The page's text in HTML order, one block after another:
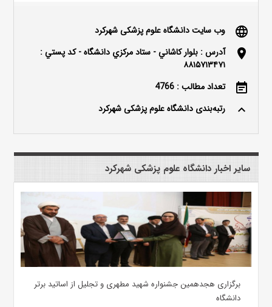
language وب سایت دانشگاه علوم پزشکی شهرکرد
location_on
آدرس : بلوار كاشاني - ستاد مركزي دانشگاه - كد پستي :
۸۸۱۵۷۱۳۴۷۱
event_note تعداد مطالب : 4766
keyboard_arrow_up رتبه‌بندی دانشگاه علوم پزشکی شهرکرد
سایر اخبار دانشگاه علوم پزشکی شهرکرد
برگزاری هجدهمین جشنواره شهید مطهری و تجلیل از اساتید برتر
دانشگاه